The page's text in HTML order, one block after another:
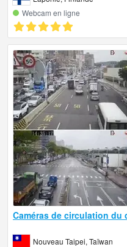
Webcam en ligne
Caméras de circulation du
Nouveau Taipei, Taïwan